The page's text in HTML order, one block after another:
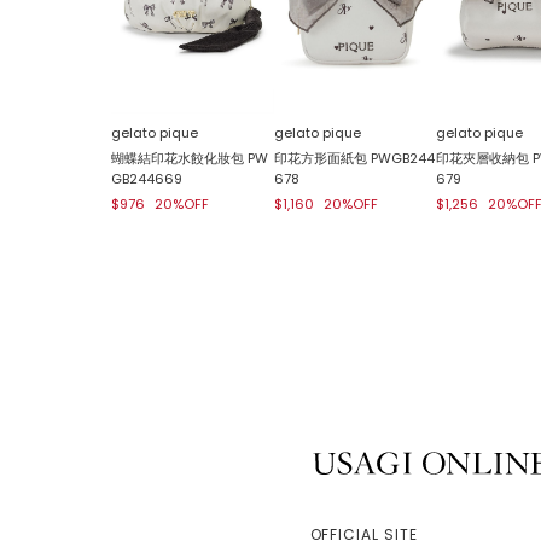
gelato pique
蝴蝶結印花水餃化妝包 PW
GB244669
$976
20%OFF
gelato pique
印花方形面紙包 PWGB244
678
$1,160
20%OFF
gelato pique
印花夾層收納包
679
$1,256
20%OFF
OFFICIAL SITE